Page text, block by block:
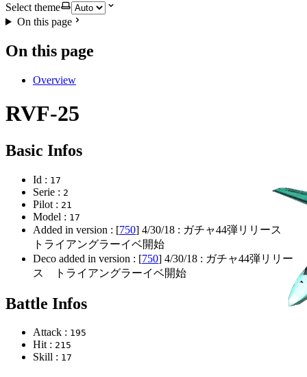
Select theme
On this page
On this page
Overview
RVF-25
Basic Infos
Id : 17
Serie : 2
Pilot : 21
Model : 17
Added in version : [750] 4/30/18 : ガチャ44弾リリース
トライアングラーイベ開始
Deco added in version : [750] 4/30/18 : ガチャ44弾リリー
ス トライアングラーイベ開始
Battle Infos
Attack : 195
Hit : 215
Skill : 17